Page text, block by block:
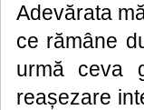
Adevărata
ce rămâne
urmă ceva
reașezare